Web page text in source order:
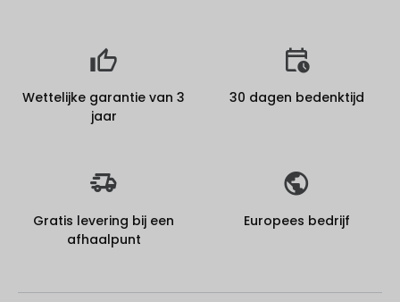
Wettelijke garantie van 3
jaar
30 dagen bedenktijd
Gratis levering bij een
afhaalpunt
Europees bedrijf